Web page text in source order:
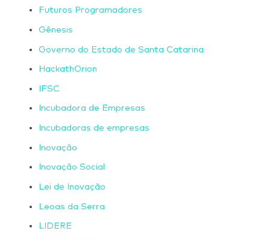
Futuros Programadores
Gênesis
Governo do Estado de Santa Catarina
HackathOrion
IFSC
Incubadora de Empresas
Incubadoras de empresas
Inovação
Inovação Social
Lei de Inovação
Leoas da Serra
LIDERE